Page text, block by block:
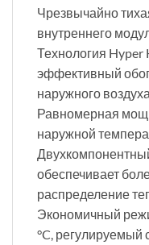
Чрезвычайно
внутреннего
Технология Hyper
эффективный
наружного
Равномерная
наружной
обеспечивает
распределение
Экономичный
°C, регулируемый